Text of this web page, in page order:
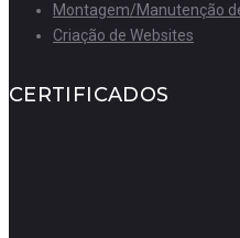
Montagem/Manutenção
Criação de Websites
CERTIFICADOS